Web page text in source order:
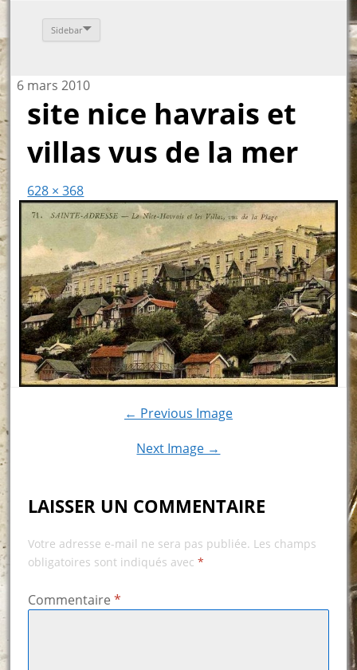
Sidebar
6 mars 2010
site nice havrais et
villas vus de la mer
628 × 368
← Previous Image
Next Image →
LAISSER UN COMMENTAIRE
Votre adresse e-mail ne sera pas publiée. Les champs
obligatoires sont indiqués avec *
Commentaire *